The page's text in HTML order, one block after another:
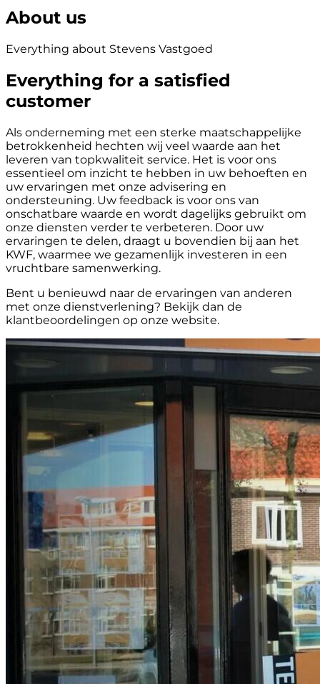
About us
Everything about Stevens Vastgoed
Everything for a satisfied
customer
Als onderneming met een sterke maatschappelijke
betrokkenheid hechten wij veel waarde aan het
leveren van topkwaliteit service. Het is voor ons
essentieel om inzicht te hebben in uw behoeften en
uw ervaringen met onze advisering en
ondersteuning. Uw feedback is voor ons van
onschatbare waarde en wordt dagelijks gebruikt om
onze diensten verder te verbeteren. Door uw
ervaringen te delen, draagt u bovendien bij aan het
KWF, waarmee we gezamenlijk investeren in een
vruchtbare samenwerking.
Bent u benieuwd naar de ervaringen van anderen
met onze dienstverlening? Bekijk dan de
klantbeoordelingen op onze website.